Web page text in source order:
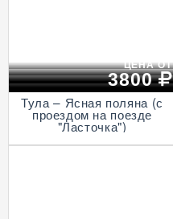
ЦЕНА ОТ
3800
Тула – Ясная поляна (с
проездом на поезде
"Ласточка")